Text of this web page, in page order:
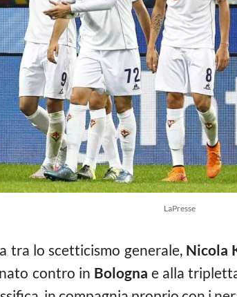
LaPresse
tra lo scetticismo generale, Nicola
contro in Bologna e alla